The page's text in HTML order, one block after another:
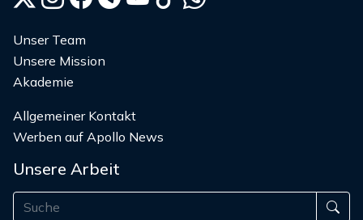
Unser Team
Unsere Mission
Akademie
Allgemeiner Kontakt
Werben auf Apollo News
Unsere Arbeit